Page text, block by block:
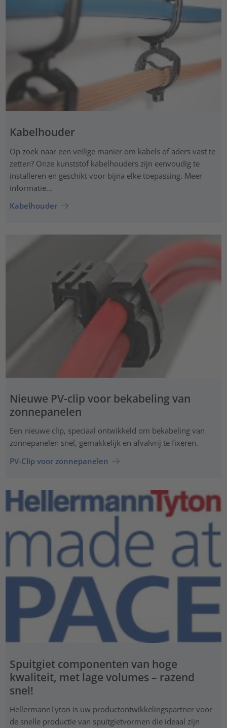
Kabelhouder
Op zoek naar een veilige manier om kabels of aders vast te
zetten? Onze kunststof kabelhouders zijn eenvoudig te
installeren en geschikt voor bijna elke toepassing. Meer
informatie...
Kabelhouder
Nieuwe PV-clip voor bekabeling van
zonnepanelen
Een nieuwe clip, speciaal ontwikkeld om bekabeling van
zonnepanelen snel, gemakkelijk en afvalvrij te fixeren.
PV-Clip voor zonnepanelen
Spuitgiet componenten van hoge
kwaliteit, met lage volumes – razend
snel!
HellermannTyton is uw productontwikkelingspartner voor
de snelle productie van spuitgietvormen die ideaal zijn